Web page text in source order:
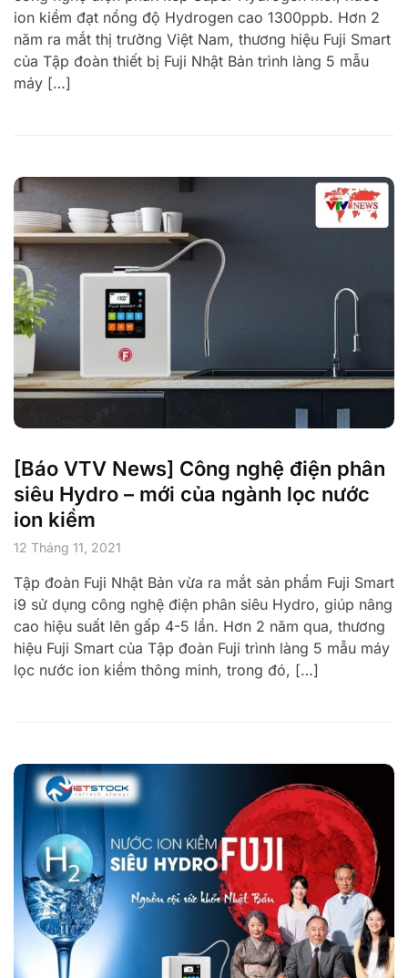
ion kiềm đạt nồng độ Hydrogen cao 1300ppb. Hơn 2
năm ra mắt thị trường Việt Nam, thương hiệu Fuji Smart
của Tập đoàn thiết bị Fuji Nhật Bản trình làng 5 mẫu
máy […]
[Báo VTV News] Công nghệ điện phân
siêu Hydro – mới của ngành lọc nước
ion kiềm
12 Tháng 11, 2021
Tập đoàn Fuji Nhật Bản vừa ra mắt sản phẩm Fuji Smart
i9 sử dụng công nghệ điện phân siêu Hydro, giúp nâng
cao hiệu suất lên gấp 4-5 lần. Hơn 2 năm qua, thương
hiệu Fuji Smart của Tập đoàn Fuji trình làng 5 mẫu máy
lọc nước ion kiềm thông minh, trong đó, […]